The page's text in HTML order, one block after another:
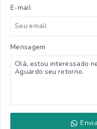
E-mail
Mensagem